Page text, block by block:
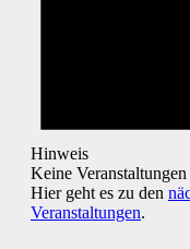
Hinweis
Keine
Hier geht es zu den
Veranstaltungen.